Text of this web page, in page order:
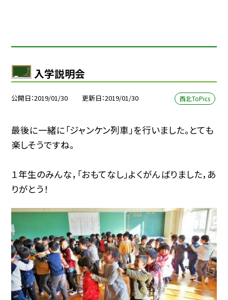
入学説明会
公開日 2019/01/30 更新日 2019/01/30 西北ToPics
最後に一緒に「ジャンケン列車」を行いました。とても
楽しそうですね。
１年生のみんな，「おもてなし」よくがんばりました，あ
りがとう！